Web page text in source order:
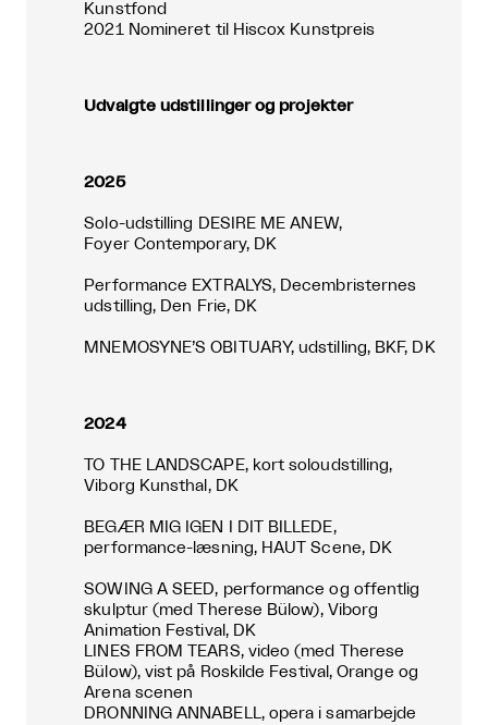
Kunstfond
2021 Nomineret til Hiscox Kunstpreis
Udvalgte udstillinger og projekter
2025
Solo-udstilling DESIRE ME ANEW,
Foyer Contemporary, DK
Performance EXTRALYS, Decembristernes
udstilling, Den Frie, DK
MNEMOSYNE’S OBITUARY, udstilling, BKF, DK
2024
TO THE LANDSCAPE, kort soloudstilling,
Viborg Kunsthal, DK
BEGÆR MIG IGEN I DIT BILLEDE,
performance-læsning, HAUT Scene, DK
SOWING A SEED, performance og offentlig
skulptur (med Therese Bülow), Viborg
Animation Festival, DK
LINES FROM TEARS, video (med Therese
Bülow), vist på Roskilde Festival, Orange og
Arena scenen
DRONNING ANNABELL, opera i samarbejde